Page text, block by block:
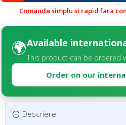
Comanda simplu si rapid fara
🌍Available
This product can be ordered
Order on our
Descriere